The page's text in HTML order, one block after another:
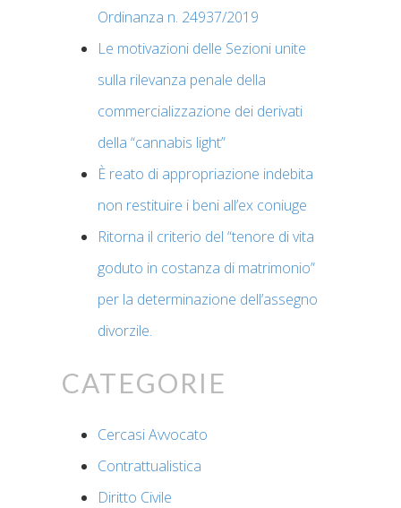
Ordinanza n. 24937/2019
Le motivazioni delle Sezioni unite
sulla rilevanza penale della
commercializzazione dei derivati
della “cannabis light”
È reato di appropriazione indebita
non restituire i beni all’ex coniuge
Ritorna il criterio del “tenore di vita
goduto in costanza di matrimonio”
per la determinazione dell’assegno
divorzile.
Categorie
Cercasi Avvocato
Contrattualistica
Diritto Civile